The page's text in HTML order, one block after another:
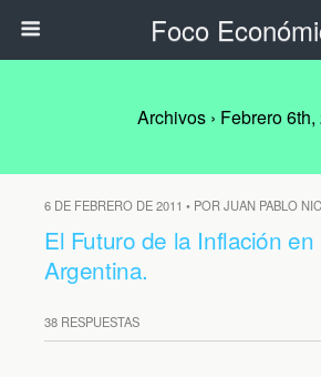
Foco
Archivos › Febrero 6th,
6 DE FEBRERO DE 2011 • POR JUAN PABLO
El Futuro de la Inflación en
Argentina.
38 RESPUESTAS